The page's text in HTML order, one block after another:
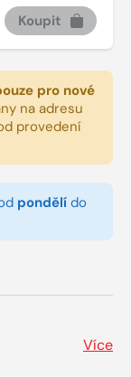
Koupit
pro nové
na adresu
provedení
pondělí do
Více